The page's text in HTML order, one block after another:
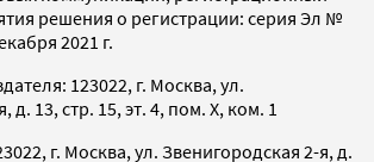
решения о регистрации: серия Эл №
2021 г.
123022, г. Москва, ул.
д. 13, стр. 15, эт. 4, пом. X, ком. 1
г. Москва, ул. Звенигородская 2-я, д.